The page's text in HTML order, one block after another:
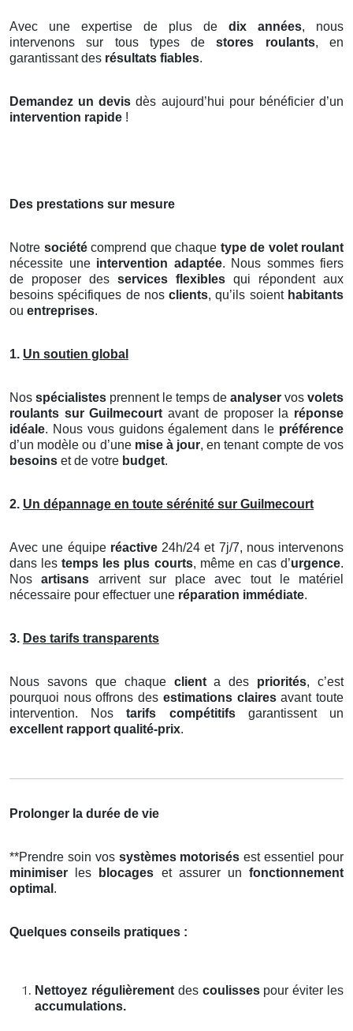
Avec une expertise de plus de dix années, nous
intervenons sur tous types destores roulants, en
garantissant des résultats fiables.
Demandez un devis dès aujourd’hui pour bénéficier d’un
intervention rapide !
Des prestations sur mesure
Notre sociétécomprend que chaque type de volet roulant
nécessite une intervention adaptée. Nous sommes fiers
de proposer des services flexibles qui répondent aux
besoins spécifiques de nosclients, qu’ils soient habitants
ou entreprises.
1. Un soutien global
Nos spécialistes prennent le temps de analyser vos volets
roulants sur Guilmecourtavant de proposer la réponse
idéale. Nous vous guidons également dans le préférence
d’un modèle ou d’une mise à jour, en tenant compte de vos
besoins et de votre budget.
2. Un dépannage en toute sérénité sur Guilmecourt
Avec une équipe réactive24h/24 et 7j/7, nous intervenons
dans lestemps les plus courts, même en cas d’urgence.
Nosartisans arrivent sur place avec tout le matériel
nécessaire pour effectuer une réparation immédiate.
3. Des tarifs transparents
Nous savons que chaque clienta des priorités, c’est
pourquoi nous offrons des estimations clairesavant toute
intervention. Nostarifs compétitifsgarantissent un
excellent rapport qualité-prix.
Prolonger la durée de vie
**Prendre soin vos systèmes motorisés est essentiel pour
minimiser les blocages et assurer unfonctionnement
optimal .
Quelques conseils pratiques :
Nettoyez régulièrementdes coulissespour éviter les
accumulations.